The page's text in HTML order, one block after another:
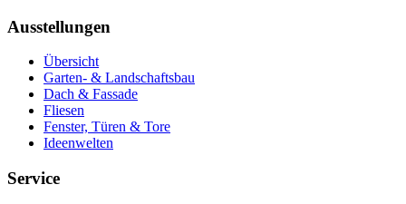
Ausstellungen
Übersicht
Garten- & Landschaftsbau
Dach & Fassade
Fliesen
Fenster, Türen & Tore
Ideenwelten
Service